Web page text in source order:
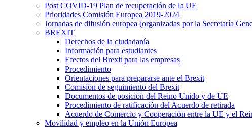
Post COVID-19 Plan de recuperación de la UE
Prioridades Comisión Europea 2019-2024
Jornadas de difusión europea (organizadas por la Secretaría
BREXIT
Derechos de la ciudadanía
Información para estudiantes
Efectos del Brexit para las empresas
Procedimiento
Orientaciones para prepararse ante el Brexit
Comisión de seguimiento del Brexit
Documentos de posición del Reino Unido y de UE
Procedimiento de ratificación del Acuerdo de retirada
Acuerdo de Comercio y Cooperación entre la UE y el
Movilidad y empleo en la Unión Europea